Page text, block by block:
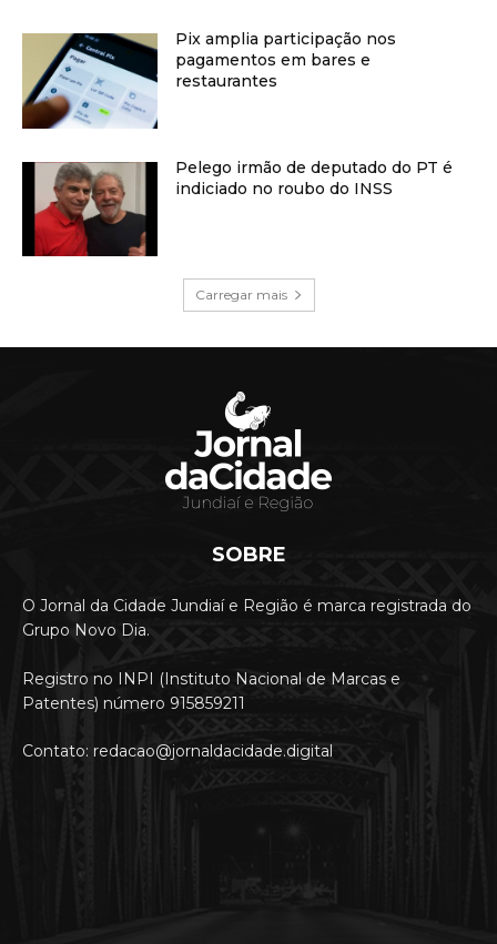
Pix amplia participação nos
pagamentos em bares e
restaurantes
Pelego irmão de deputado do PT é
indiciado no roubo do INSS
Carregar mais
SOBRE
O Jornal da Cidade Jundiaí e Região é marca registrada do
Grupo Novo Dia.
Registro no INPI (Instituto Nacional de Marcas e
Patentes) número 915859211
Contato: redacao@jornaldacidade.digital